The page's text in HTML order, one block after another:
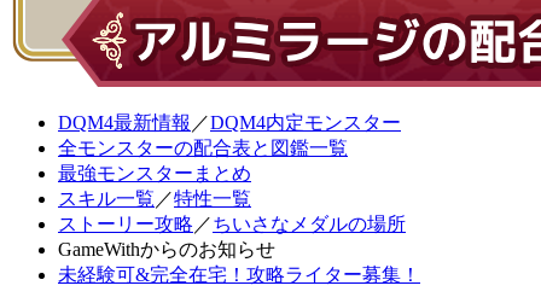
DQM4最新情報 ／DQM4内定モンスター
全モンスターの配合表と図鑑一覧
最強モンスターまとめ
スキル一覧 ／特性一覧
ストーリー攻略 ／ちいさなメダルの場所
GameWithからのお知らせ
未経験可&完全在宅！攻略ライター募集！